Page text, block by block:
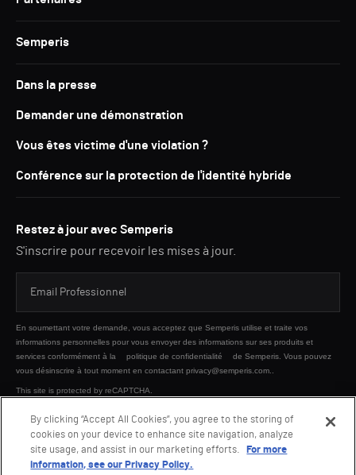
Semperis
Dans la presse
Demander une démonstration
Vous êtes victime d'une violation ?
Conférence sur la protection de l'identité hybride
Restez à jour avec Semperis
S'inscrire pour recevoir les mises à jour.
En soumettant votre demande, vous acceptez que Semperis utilise et traite vos
informations personnelles pour vous envoyer des informations sur ses produits et
services conformément à la
politique de confidentialité
de Semperis. Vous pouvez
vous désinscrire à tout moment en contactant privacy@semperis.com..
This site is protected by reCAPTCHA.
ENVOYER
By clicking “Accept All Cookies”, you agree to the storing of
cookies on your device to enhance site navigation, analyze
site usage, and assist in our marketing efforts.
For more
information, see our Privacy Policy.